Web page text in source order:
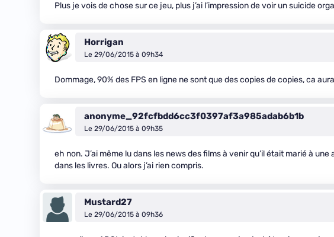
Plus je vois de chose sur ce jeu, plus j’ai l’impression de voir un suicide
Horrigan
Le 29/06/2015 à 09h34
Dommage, 90% des FPS en ligne ne sont que des copies de copies, ca
anonyme_92fcfbdd6cc3f0397af3a985adab6b1b
Le 29/06/2015 à 09h35
eh non. J’ai même lu dans les news des films à venir qu’il était marié à
dans les livres. Ou alors j’ai rien compris.
Mustard27
Le 29/06/2015 à 09h36